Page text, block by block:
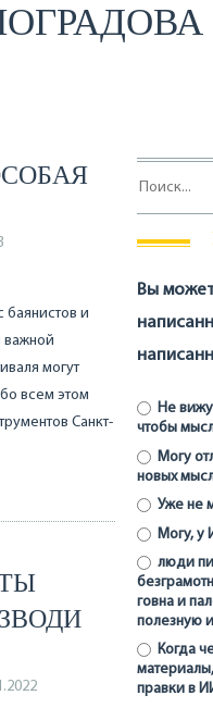
и
важной
могут
всем этом
Санкт-
Вы
Не вижу
чтобы
Могу
новых
Уже не
Могу, у
люди
говна и
полезную
Когда
правки в